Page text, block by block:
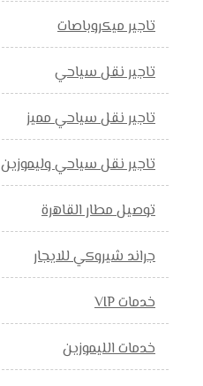
تاجير ميكروباصات
تاجير نقل سياحي
تاجير نقل سياحي مميز
تاجير نقل سياحي وليموزين
توصيل مطار القاهرة
جراند شيروكي للايجار
خدمات VIP
خدمات الليموزين